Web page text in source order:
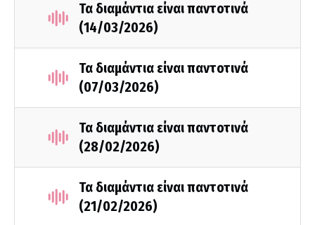
Τα διαμάντια είναι παντοτινά
(14/03/2026)
Τα διαμάντια είναι παντοτινά
(07/03/2026)
Τα διαμάντια είναι παντοτινά
(28/02/2026)
Τα διαμάντια είναι παντοτινά
(21/02/2026)